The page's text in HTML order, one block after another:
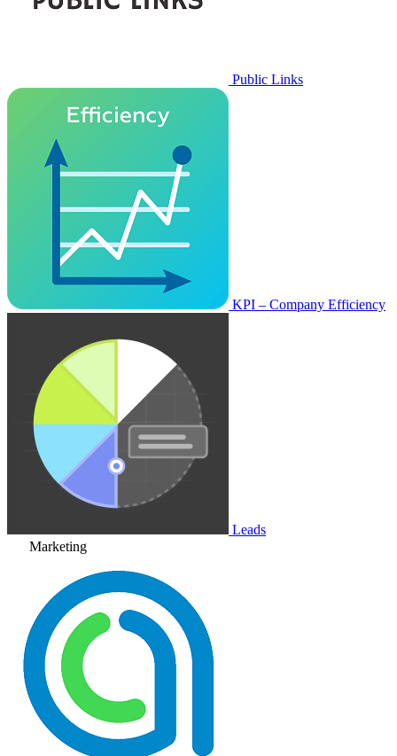
Public Links
KPI – Company Efficiency
Leads
Marketing